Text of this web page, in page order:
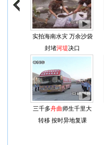
实拍海南水灾 万余沙袋
封堵河堤决口
三千多舟曲师生千里大
转移 按时异地复课